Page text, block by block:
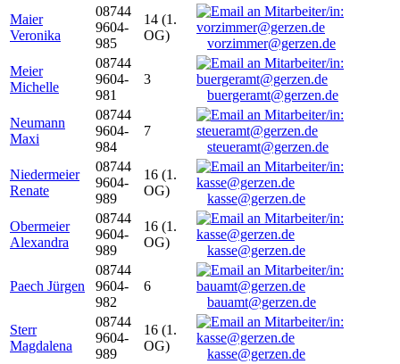
Maier
Veronika
08744
9604-
985
14 (1.
OG)
vorzimmer@gerzen.de
Meier
Michelle
08744
9604-
981
3
buergeramt@gerzen.de
Neumann
Maxi
08744
9604-
984
7
steueramt@gerzen.de
Niedermeier
Renate
08744
9604-
989
16 (1.
OG)
kasse@gerzen.de
Obermeier
Alexandra
08744
9604-
989
16 (1.
OG)
kasse@gerzen.de
Paech Jürgen
08744
9604-
982
6
bauamt@gerzen.de
Sterr
Magdalena
08744
9604-
989
16 (1.
OG)
kasse@gerzen.de